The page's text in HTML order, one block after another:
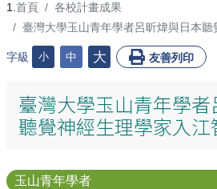
::: 首頁
各校計畫成果
臺灣大學玉山青年學者呂昕煒與日本
字級 小 中 大 友善列印
臺灣大學玉山青年學
聽覺神經生理學家入江
玉山青年學者